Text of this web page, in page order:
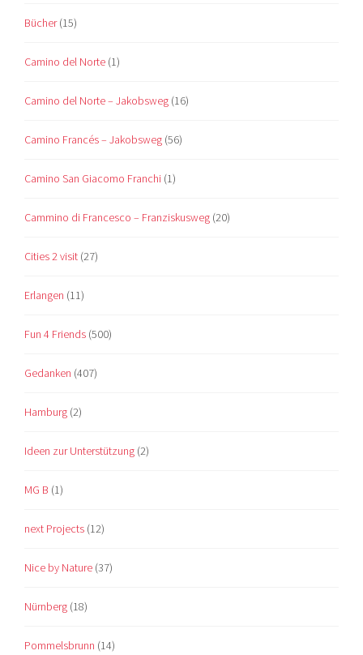
Bücher(15)
Camino del Norte (1)
Camino del Norte – Jakobsweg (16)
Camino Francés – Jakobsweg (56)
Camino San Giacomo Franchi (1)
Cammino di Francesco – Franziskusweg (20)
Cities 2 visit (27)
Erlangen (11)
Fun 4 Friends (500)
Gedanken (407)
Hamburg (2)
Ideen zur Unterstützung (2)
MG B (1)
next Projects (12)
Nice by Nature (37)
Nürnberg (18)
Pommelsbrunn (14)